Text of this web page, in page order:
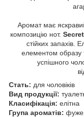
Аромат має
композицію нот.
стійких запахів.
елементом образу
успішного
Стать: для чоловіків
Вид продукції:
Класифікація: елітна
Група ароматів: